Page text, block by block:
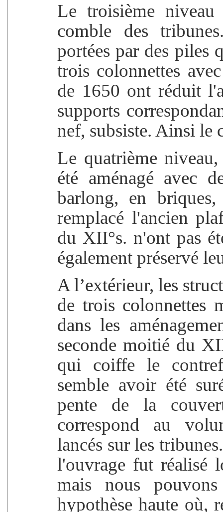
Le troisième
comble des
portées par des piles
trois colonnettes
de 1650 ont réduit
supports
nef, subsiste. Ainsi le
Le quatrième
été aménagé avec
barlong, en
remplacé l'ancien
du XII°s. n'ont pas
également préservé
A l’extérieur, les
de trois colonnettes
dans les
seconde moitié du
qui coiffe le
semble avoir été
pente de la
correspond au
lancés sur les
l'ouvrage fut réalisé
mais nous
hypothèse haute où,